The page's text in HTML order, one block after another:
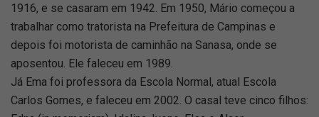
1916, e se casaram em 1942. Em 1950, Mário começou a
trabalhar como tratorista na Prefeitura de Campinas e
depois foi motorista de caminhão na Sanasa, onde se
aposentou. Ele faleceu em 1989.
Já Ema foi professora da Escola Normal, atual Escola
Carlos Gomes, e faleceu em 2002. O casal teve cinco filhos: